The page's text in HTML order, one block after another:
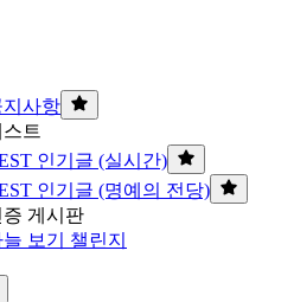
지사항
트
인기글 (실시간)
인기글 (명예의 전당)
게시판
보기 챌린지